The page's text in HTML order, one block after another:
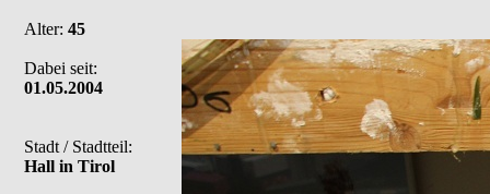
Alter: 45
Dabei seit:
01.05.2004
Stadt / Stadtteil:
Hall in Tirol